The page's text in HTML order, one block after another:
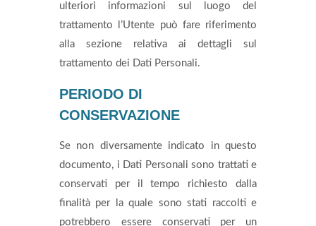
ulteriori informazioni sul luogo del
trattamento l’Utente può fare riferimento
alla sezione relativa ai dettagli sul
trattamento dei Dati Personali.
PERIODO DI
CONSERVAZIONE
Se non diversamente indicato in questo
documento, i Dati Personali sono trattati e
conservati per il tempo richiesto dalla
finalità per la quale sono stati raccolti e
potrebbero essere conservati per un